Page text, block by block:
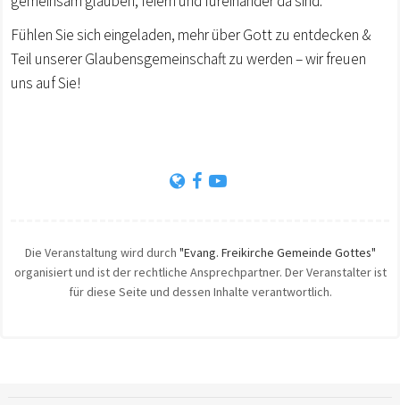
Fühlen Sie sich eingeladen, mehr über Gott zu entdecken &
Teil unserer Glaubensgemeinschaft zu werden – wir freuen
uns auf Sie!
Die Veranstaltung wird durch "Evang. Freikirche Gemeinde Gottes"
organisiert und ist der rechtliche Ansprechpartner. Der Veranstalter ist
für diese Seite und dessen Inhalte verantwortlich.